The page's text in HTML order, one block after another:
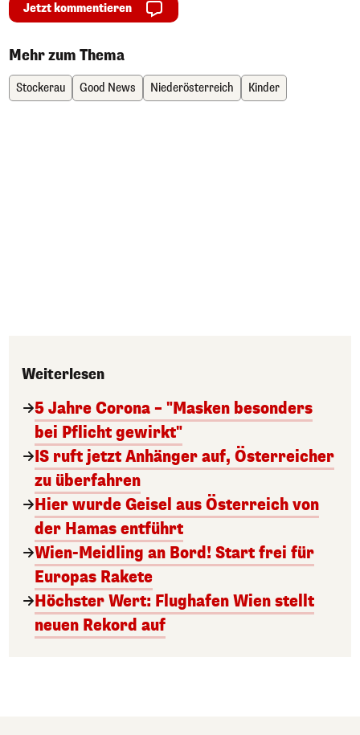
Jetzt kommentieren
Mehr zum Thema
Stockerau Good News Niederösterreich Kinder
Weiterlesen
5 Jahre Corona – "Masken besonders
bei Pflicht gewirkt"
IS ruft jetzt Anhänger auf, Österreicher
zu überfahren
Hier wurde Geisel aus Österreich von
der Hamas entführt
Wien-Meidling an Bord! Start frei für
Europas Rakete
Höchster Wert: Flughafen Wien stellt
neuen Rekord auf